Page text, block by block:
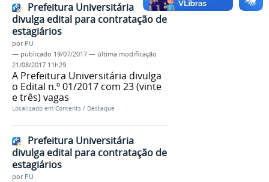
Prefeitura Universitária
divulga edital para contratação de
estagiários
por PU
— publicado 19/07/2017 — última modificação
21/08/2017 11h29
A Prefeitura Universitária divulga
o Edital n.º 01/2017 com 23 (vinte
e três) vagas
Localizado em Contents / Destaque
Prefeitura Universitária
divulga edital para contratação de
estagiários
por PU